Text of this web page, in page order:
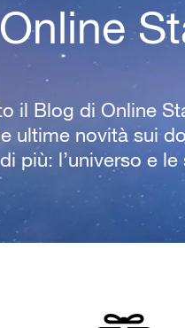
il Blog di Online
ultime novità sui
più: l’universo e le